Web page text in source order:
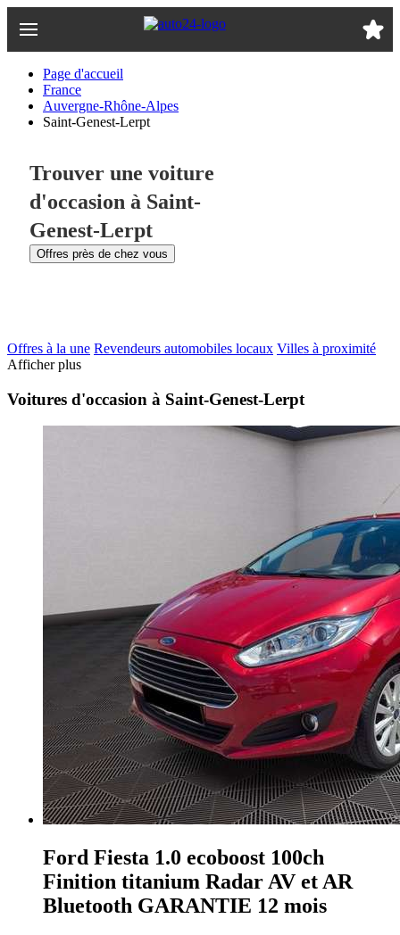
au
Page d'accueil
France
Auvergne-Rhône-Alpes
Saint-Genest-Lerpt
Trouver une voiture
d'occasion à Saint-
Genest-Lerpt
Offres près de chez vous
Offres à la une Revendeurs automobiles locaux Villes à proximité
Afficher plus
Voitures d'occasion à Saint-Genest-Lerpt
Ford Fiesta 1.0 ecoboost 100ch
Finition titanium Radar AV et AR
Bluetooth GARANTIE 12 mois